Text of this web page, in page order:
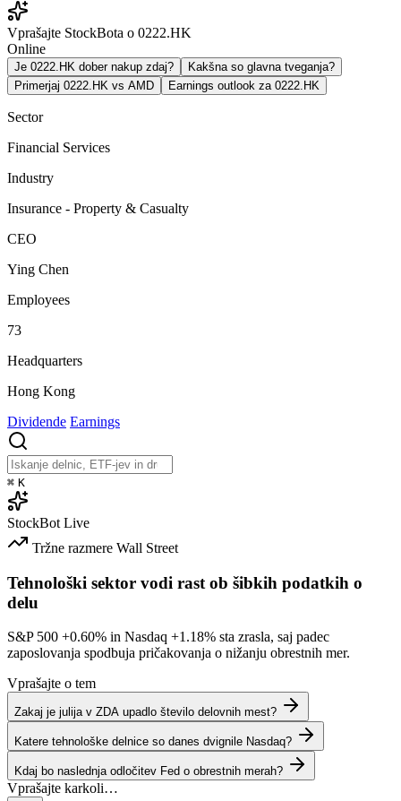
Vprašajte StockBota o 0222.HK
Online
Je 0222.HK dober nakup zdaj?
Kakšna so glavna tveganja?
Primerjaj 0222.HK vs AMD
Earnings outlook za 0222.HK
Sector
Financial Services
Industry
Insurance - Property & Casualty
CEO
Ying Chen
Employees
73
Headquarters
Hong Kong
Dividende Earnings
⌘ K
StockBot Live
Tržne razmere Wall Street
Tehnološki sektor vodi rast ob šibkih podatkih o
delu
S&P 500 +0.60% in Nasdaq +1.18% sta zrasla, saj padec
zaposlovanja spodbuja pričakovanja o nižanju obrestnih mer.
Vprašajte o tem
Zakaj je julija v ZDA upadlo število delovnih mest?
Katere tehnološke delnice so danes dvignile Nasdaq?
Kdaj bo naslednja odločitev Fed o obrestnih merah?